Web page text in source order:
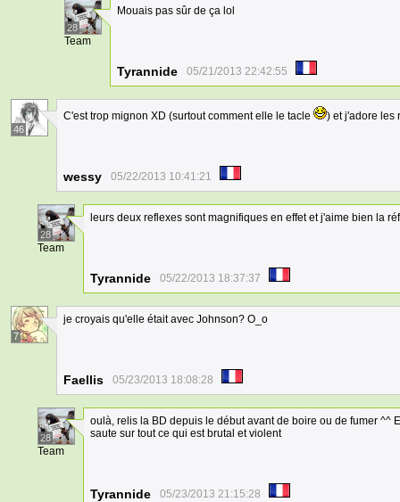
28
Team
Mouais pas sûr de ça lol
Tyrannide 05/21/2013 22:42:55
46
C'est trop mignon XD (surtout comment elle le tacle ) et j'adore les
wessy 05/22/2013 10:41:21
28
Team
leurs deux reflexes sont magnifiques en effet et j'aime bien la
Tyrannide 05/22/2013 18:37:37
7
je croyais qu'elle était avec Johnson? O_o
Faellis 05/23/2013 18:08:28
28
Team
oulà, relis la BD depuis le début avant de boire ou de fumer ^^
saute sur tout ce qui est brutal et violent
Tyrannide 05/23/2013 21:15:28